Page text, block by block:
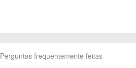
Perguntas frequentemente feitas